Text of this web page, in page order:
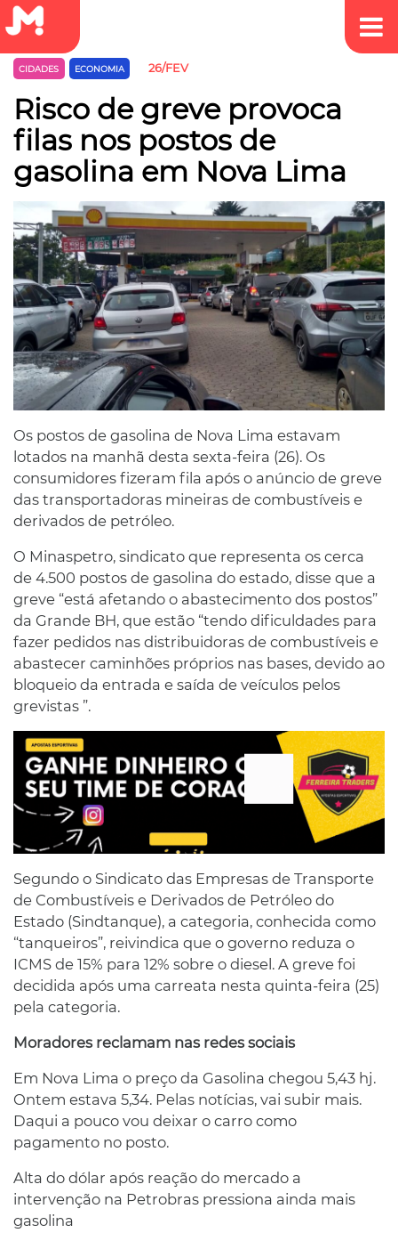
CIDADES ECONOMIA 26/FEV
Risco de greve provoca
filas nos postos de
gasolina em Nova Lima
Os postos de gasolina de Nova Lima estavam
lotados na manhã desta sexta-feira (26). Os
consumidores fizeram fila após o anúncio de greve
das transportadoras mineiras de combustíveis e
derivados de petróleo.
O Minaspetro, sindicato que representa os cerca
de 4.500 postos de gasolina do estado, disse que a
greve “está afetando o abastecimento dos postos”
da Grande BH, que estão “tendo dificuldades para
fazer pedidos nas distribuidoras de combustíveis e
abastecer caminhões próprios nas bases, devido ao
bloqueio da entrada e saída de veículos pelos
grevistas ”.
Segundo o Sindicato das Empresas de Transporte
de Combustíveis e Derivados de Petróleo do
Estado (Sindtanque), a categoria, conhecida como
“tanqueiros”, reivindica que o governo reduza o
ICMS de 15% para 12% sobre o diesel. A greve foi
decidida após uma carreata nesta quinta-feira (25)
pela categoria.
Moradores reclamam nas redes sociais
Em Nova Lima o preço da Gasolina chegou 5,43 hj.
Ontem estava 5,34. Pelas notícias, vai subir mais.
Daqui a pouco vou deixar o carro como
pagamento no posto.
Alta do dólar após reação do mercado a
intervenção na Petrobras pressiona ainda mais
gasolina